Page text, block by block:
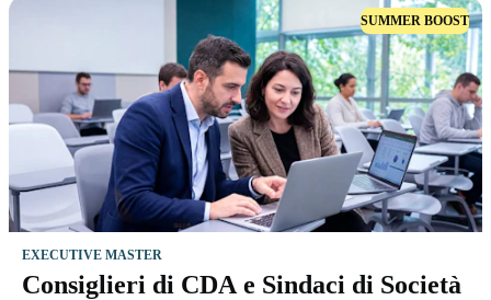
SUMMER BOOST
EXECUTIVE MASTER
Consiglieri di CDA e Sindaci di Società